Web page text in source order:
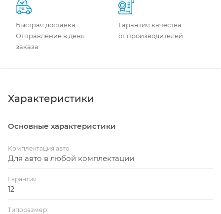
Быстрая доставка
Отправление в день
заказа
Гарантия качества
от производителей
Характеристики
Основные характеристики
Комплектация авто
Для авто в любой комплектации
Гарантия
12
Типоразмер